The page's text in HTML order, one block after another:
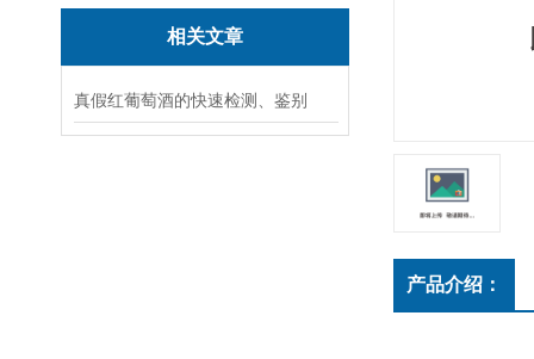
相关文章
真假红葡萄酒的快速检测、鉴别
产品介绍：